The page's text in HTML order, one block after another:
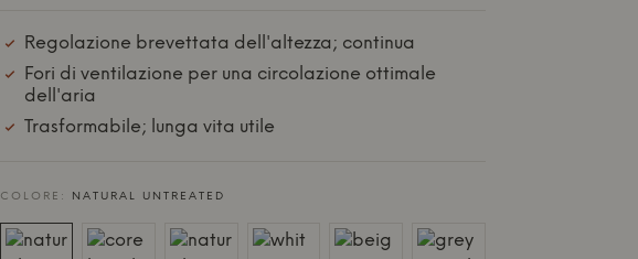
Regolazione brevettata dell'altezza; continua
Fori di ventilazione per una circolazione ottimale
dell'aria
Trasformabile; lunga vita utile
COLORE: NATURAL UNTREATED